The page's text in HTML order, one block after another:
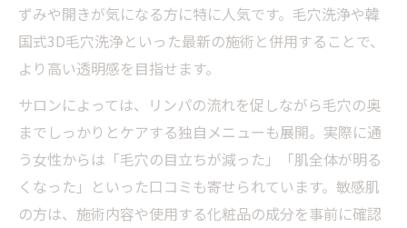
ネット予約が便利な市電沿線サロン活用術
平日夕方以降に通える美容サロンの選び方
自宅ケアとサロン施術の上手な組み合わせ
ずみや開きが気になる方に特に人気です。毛穴洗浄や韓
国式3D毛穴洗浄といった最新の施術と併用することで、
より高い透明感を目指せます。
サロンによっては、リンパの流れを促しながら毛穴の奥
までしっかりとケアする独自メニューも展開。実際に通
う女性からは「毛穴の目立ちが減った」「肌全体が明る
くなった」といった口コミも寄せられています。敏感肌
の方は、施術内容や使用する化粧品の成分を事前に確認